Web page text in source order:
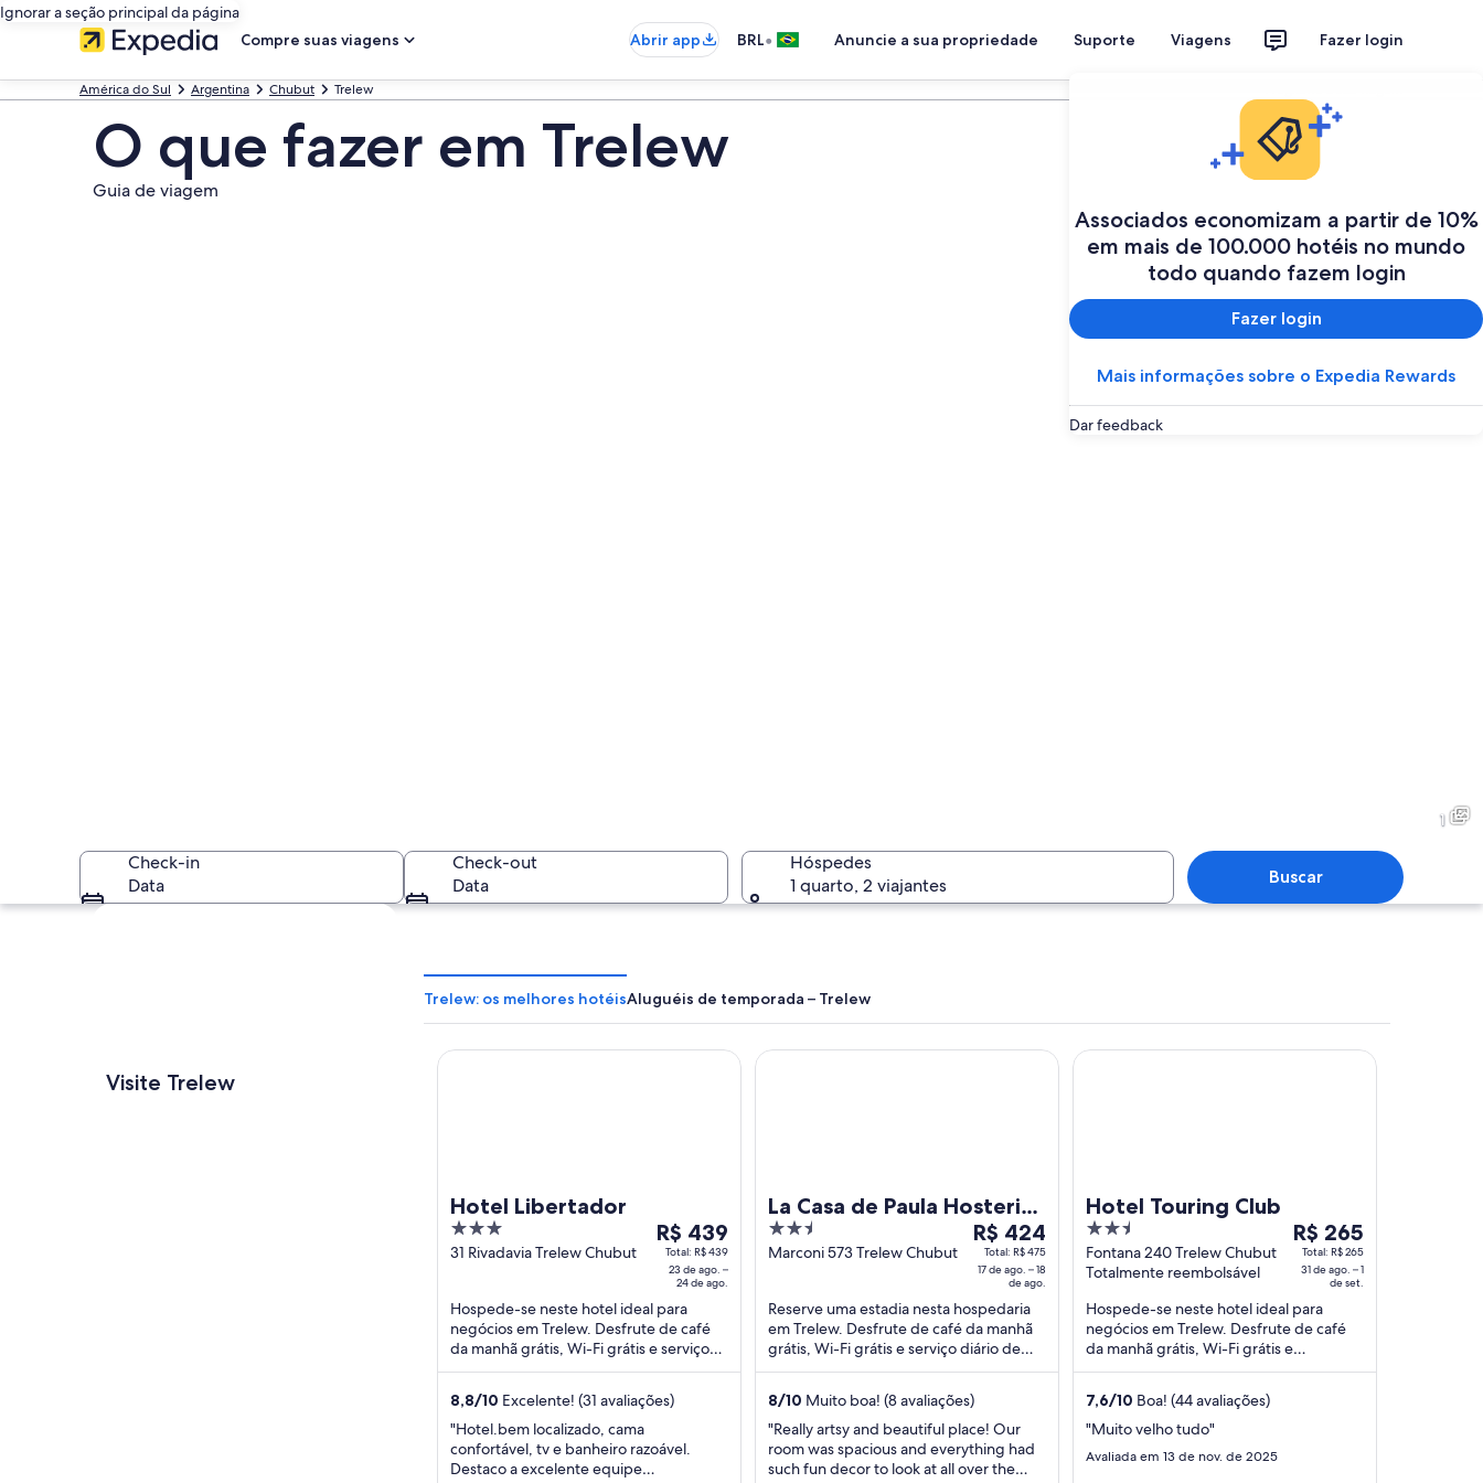
Ignorar a seção principal da página
Compre suas viagens
Abrir app BRL• Anuncie a sua propriedade Suporte Viagens Fazer login
Associados economizam a partir de 10%
em mais de 100.000 hotéis no mundo
todo quando fazem login
Fazer login
Mais informações sobre o Expedia Rewards
Dar feedback
América do Sul Argentina Chubut Trelew
O que fazer em Trelew
Guia de viagem
1
Check-in
Data
Check-out
Data
Hóspedes
1 quarto, 2 viajantes
Buscar
Explorar mapa
Visite Trelew
Trelew: os melhores hotéisAluguéis de temporada – Trelew
Hotel Libertador
3
out
5
31 Rivadavia Trelew Chubut
O
preço
R$ 439
por
diária
para
uma
estadia
de
R$ 439
Total: R$ 439
23 de ago. –
24 de ago.
Hospede-se neste hotel ideal para
negócios em Trelew. Desfrute de café
da manhã grátis, Wi-Fi grátis e serviço
de quarto. Atrações populares como
8,8/10 Excelente! (31 avaliações)
"Hotel.bem localizado, cama
confortável, tv e banheiro razoável.
Destaco a excelente equipe
Hotel Libertador
La Casa de Paula Hosteria
Artesanal
2.5
out
5
Marconi 573 Trelew Chubut
O
preço
é
R$ 424
por
diária
para
estadia
de
R$ 424
Total: R$ 475
17 de ago. – 18
de ago.
Reserve uma estadia nesta hospedaria
em Trelew. Desfrute de café da manhã
grátis, Wi-Fi grátis e serviço diário de
arrumação. Atrações populares como
8/10 Muito boa! (8 avaliações)
"Really artsy and beautiful place! Our
room was spacious and everything had
such fun decor to look at all over the
La Casa de Paula Hosteria Artesanal
Hotel Touring Club
2.5
out
of
5
Fontana 240 Trelew Chubut
Totalmente reembolsável
O
preço
é
R$ 265
por
diária
R$ 265
Total: R$ 265
31 de ago. – 1
de set.
Hospede-se neste hotel ideal para
negócios em Trelew. Desfrute de café
da manhã grátis, Wi-Fi grátis e
estacionamento grátis. Atrações
7,6/10 Boa! (44 avaliações)
"Muito velho tudo"
Avaliada em 13 de nov. de 2025
Hotel Touring Club